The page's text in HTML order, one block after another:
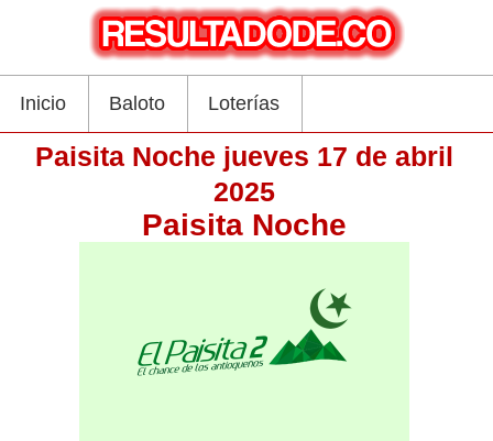
Inicio Baloto Loterías
Paisita Noche jueves 17 de abril
2025
Paisita Noche